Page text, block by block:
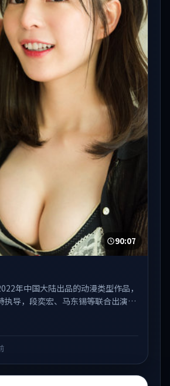
90:07
年中国大陆出品的动漫类型作品，
导，段奕宏、马东锡等联合出演。
节奏推进中展开，兼具叙事张力与视
产在线观看、热播国产剧与院线佳